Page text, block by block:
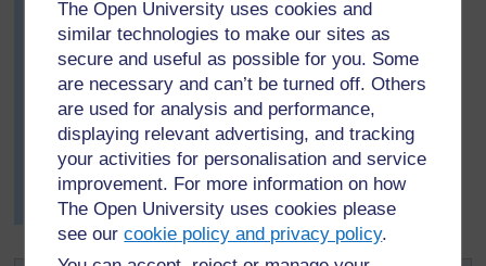
The Open University uses cookies and
similar technologies to make our sites as
secure and useful as possible for you. Some
are necessary and can’t be turned off. Others
are used for analysis and performance,
displaying relevant advertising, and tracking
your activities for personalisation and service
improvement. For more information on how
The Open University uses cookies please
see ourcookie policy and privacy policy.
8. Réfléchir à la manière d’évaluer ce que les élèves
ont appris.
Après avoir fait sa préparation, Mme Kondo a enseigné
son premier cours sur le VIH et le SIDA. Sa classe a
commencé par être nerveuse, mais le cours s’est bien
passé, ils ont écouté et bien participé. Un grand nombre
d’entre eux a parlé du cours pendant la récréation.
Certains ont posé des questions auxquelles elle a dit
qu’elle répondrait lors de la leçon suivante.